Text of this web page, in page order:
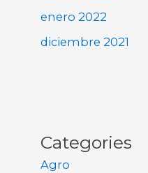
enero 2022
diciembre 2021
Categories
Agro